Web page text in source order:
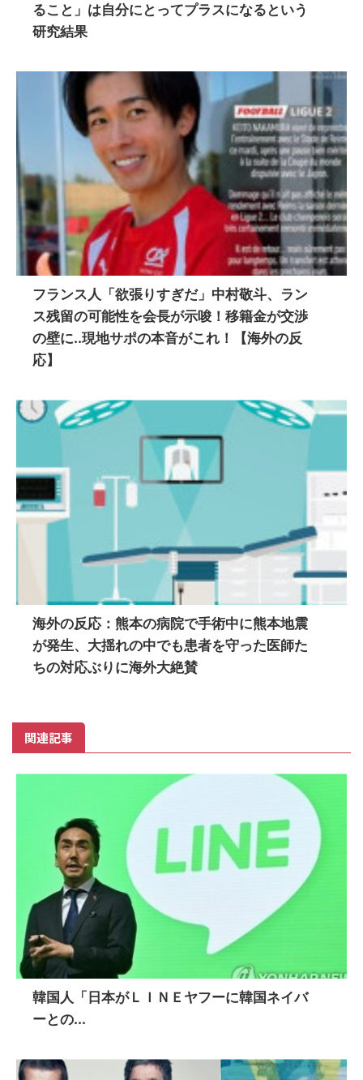
ること」は自分にとってプラスになるという
研究結果
フランス人「欲張りすぎだ」中村敬斗、ラン
ス残留の可能性を会長が示唆！移籍金が交渉
の壁に..現地サポの本音がこれ！【海外の反
応】
海外の反応：熊本の病院で手術中に熊本地震
が発生、大揺れの中でも患者を守った医師た
ちの対応ぶりに海外大絶賛
関連記事
韓国人「日本がＬＩＮＥヤフーに韓国ネイバ
ーとの...